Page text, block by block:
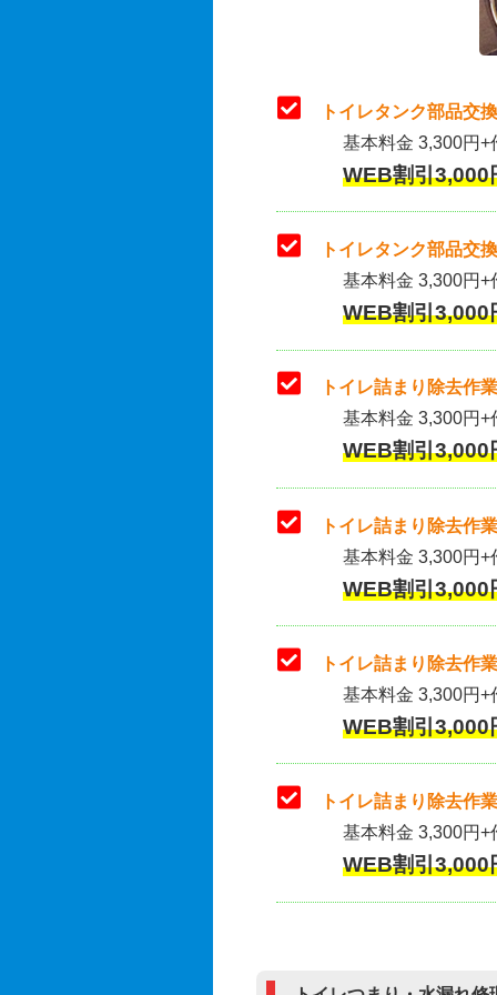
トイレタンク部品交
基本料金 3,300円
WEB割引
トイレタンク部品交
基本料金 3,300円+
WEB割引
トイレ詰まり除去作
基本料金 3,300円+
WEB割引
トイレ詰まり除去作
基本料金 3,300円+
WEB割引
トイレ詰まり除去
基本料金 3,300円+
WEB割引
トイレ詰まり除去作
基本料金 3,300円+
WEB割引